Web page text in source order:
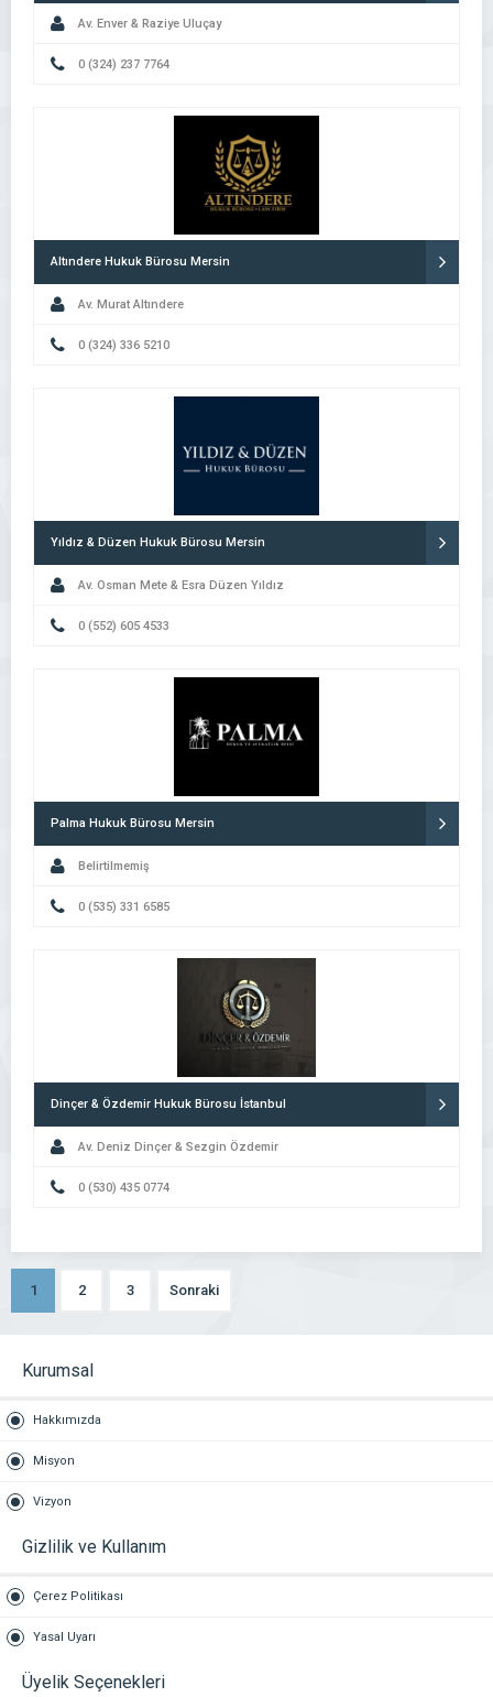
Av. Enver & Raziye Uluçay
0 (324) 237 7764
Altındere Hukuk Bürosu Mersin
Av. Murat Altındere
0 (324) 336 5210
Yıldız & Düzen Hukuk Bürosu Mersin
Av. Osman Mete & Esra Düzen Yıldız
0 (552) 605 4533
Palma Hukuk Bürosu Mersin
Belirtilmemiş
0 (535) 331 6585
Dinçer & Özdemir Hukuk Bürosu İstanbul
Av. Deniz Dinçer & Sezgin Özdemir
0 (530) 435 0774
1 2 3 Sonraki
Kurumsal
Hakkımızda
Misyon
Vizyon
Gizlilik ve Kullanım
Çerez Politikası
Yasal Uyarı
Üyelik Seçenekleri